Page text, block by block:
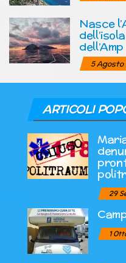
Nasce
5 Agosto
ARTICOLI
29
1